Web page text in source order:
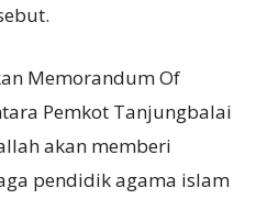
Memorandum Of
Pemkot Tanjungbalai
akan memberi
pendidik agama islam